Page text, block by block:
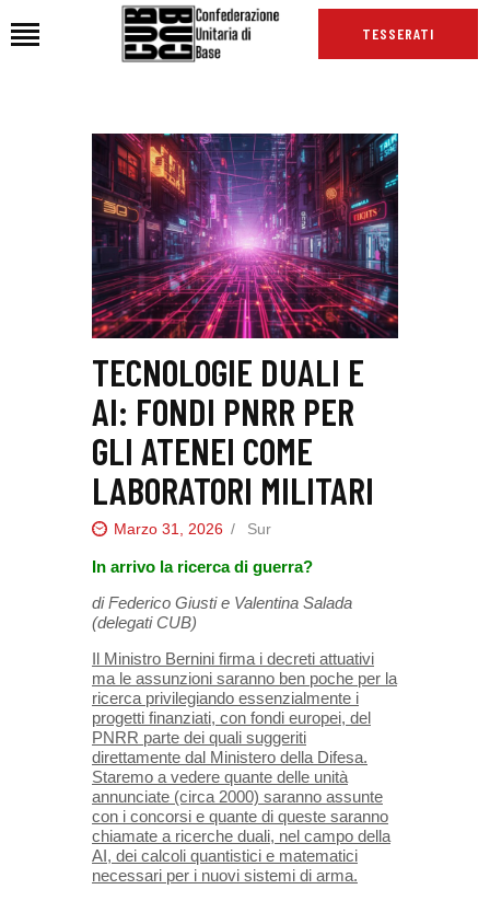
TESSERATI
HOME
CHI SIAMO
SEDI
NEWS
PODCAST CUB
TG CUB
INTERNAZIONALE
RASSEGNA STAMPA
TECNOLOGIE DUALI E
AI: FONDI PNRR PER
GLI ATENEI COME
LABORATORI MILITARI
Marzo 31, 2026 Sur
In arrivo la ricerca di guerra?
di Federico Giusti e Valentina Salada
(delegati CUB)
Il Ministro Bernini firma i decreti attuativi
ma le assunzioni saranno ben poche per la
ricerca privilegiando essenzialmente i
progetti finanziati, con fondi europei, del
PNRR parte dei quali suggeriti
direttamente dal Ministero della Difesa.
Staremo a vedere quante delle unità
annunciate (circa 2000) saranno assunte
con i concorsi e quante di queste saranno
chiamate a ricerche duali, nel campo della
AI, dei calcoli quantistici e matematici
necessari per i nuovi sistemi di arma.